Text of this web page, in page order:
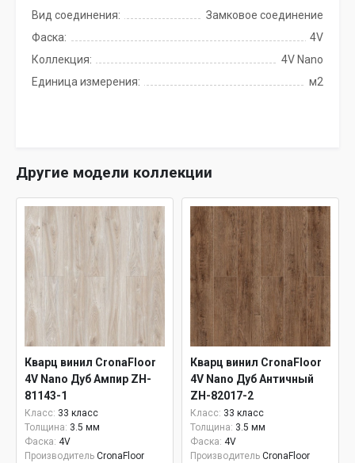
Вид соединения:
Замковое соединение
Фаска:
4V
Коллекция:
4V Nano
Единица измерения:
м2
Другие модели коллекции
Кварц винил CronaFloor
4V Nano Дуб Ампир ZH-
81143-1
Класс: 33 класс
Толщина: 3.5 мм
Фаска: 4V
Производитель CronaFloor
Кварц винил CronaFloor
4V Nano Дуб Античный
ZH-82017-2
Класс: 33 класс
Толщина: 3.5 мм
Фаска: 4V
Производитель CronaFloor